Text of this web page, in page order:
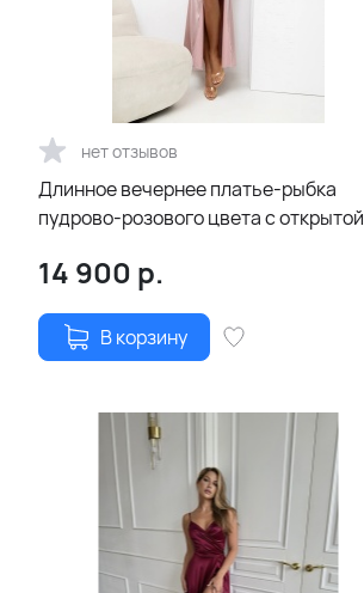
нет отзывов
Длинное вечернее платье-рыбка
пудрово-розового цвета с открытой
14 900 р.
В корзину